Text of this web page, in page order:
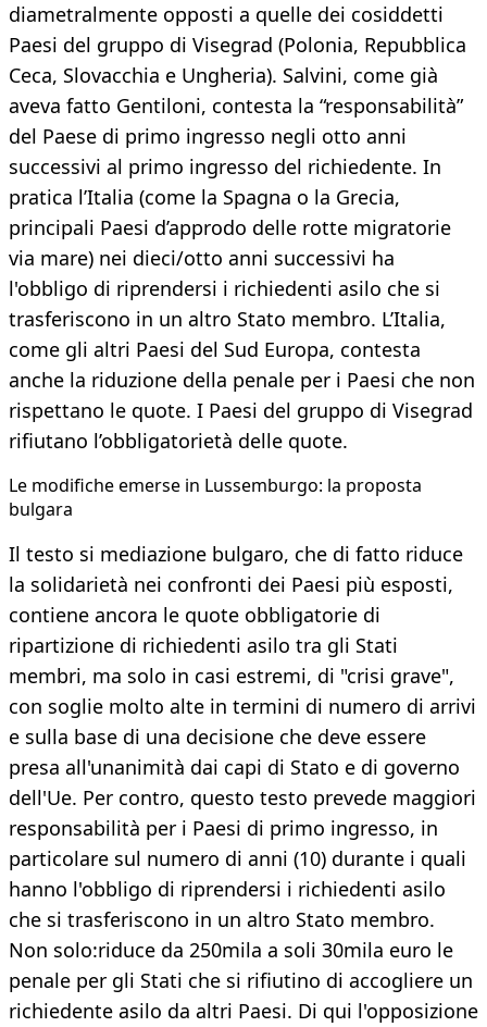
diametralmente opposti a quelle dei cosiddetti
Paesi del gruppo di Visegrad (Polonia, Repubblica
Ceca, Slovacchia e Ungheria). Salvini, come già
aveva fatto Gentiloni, contesta la “responsabilità”
del Paese di primo ingresso negli otto anni
successivi al primo ingresso del richiedente. In
pratica l’Italia (come la Spagna o la Grecia,
principali Paesi d’approdo delle rotte migratorie
via mare) nei dieci/otto anni successivi ha
l'obbligo di riprendersi i richiedenti asilo che si
trasferiscono in un altro Stato membro. L’Italia,
come gli altri Paesi del Sud Europa, contesta
anche la riduzione della penale per i Paesi che non
rispettano le quote. I Paesi del gruppo di Visegrad
rifiutano l’obbligatorietà delle quote.
Le modifiche emerse in Lussemburgo: la proposta
bulgara
Il testo si mediazione bulgaro, che di fatto riduce
la solidarietà nei confronti dei Paesi più esposti,
contiene ancora le quote obbligatorie di
ripartizione di richiedenti asilo tra gli Stati
membri, ma solo in casi estremi, di "crisi grave",
con soglie molto alte in termini di numero di arrivi
e sulla base di una decisione che deve essere
presa all'unanimità dai capi di Stato e di governo
dell'Ue. Per contro, questo testo prevede maggiori
responsabilità per i Paesi di primo ingresso, in
particolare sul numero di anni (10) durante i quali
hanno l'obbligo di riprendersi i richiedenti asilo
che si trasferiscono in un altro Stato membro.
Non solo:riduce da 250mila a soli 30mila euro le
penale per gli Stati che si rifiutino di accogliere un
richiedente asilo da altri Paesi. Di qui l'opposizione